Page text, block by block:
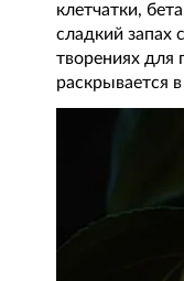
клетчатки,
сладкий запах
творениях для
раскрывается